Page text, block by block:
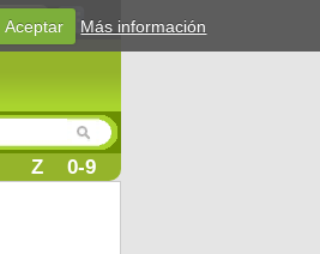
Login
Z 0-9
Aceptar Más información